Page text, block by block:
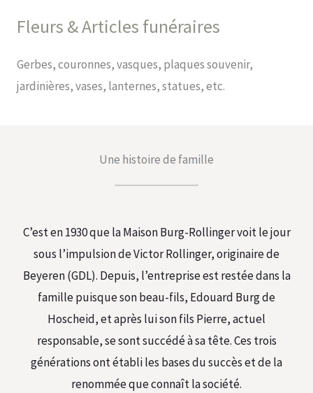
Fleurs & Articles funéraires
Gerbes, couronnes, vasques, plaques souvenir,
jardinières, vases, lanternes, statues, etc.
Une histoire de famille
C’est en 1930 que la Maison Burg-Rollinger voit le jour
sous l’impulsion de Victor Rollinger, originaire de
Beyeren (GDL). Depuis, l’entreprise est restée dans la
famille puisque son beau-fils, Edouard Burg de
Hoscheid, et après lui son fils Pierre, actuel
responsable, se sont succédé à sa tête. Ces trois
générations ont établi les bases du succès et de la
renommée que connaît la société.